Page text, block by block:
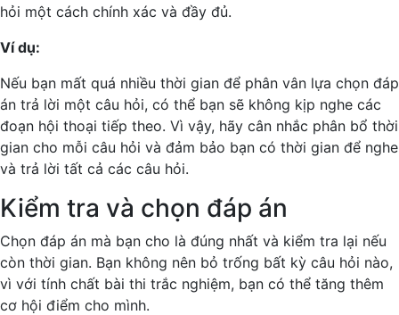
hỏi một cách chính xác và đầy đủ.
Ví dụ:
Nếu bạn mất quá nhiều thời gian để phân vân lựa chọn đáp
án trả lời một câu hỏi, có thể bạn sẽ không kịp nghe các
đoạn hội thoại tiếp theo. Vì vậy, hãy cân nhắc phân bổ thời
gian cho mỗi câu hỏi và đảm bảo bạn có thời gian để nghe
và trả lời tất cả các câu hỏi.
Kiểm tra và chọn đáp án
Chọn đáp án mà bạn cho là đúng nhất và kiểm tra lại nếu
còn thời gian. Bạn không nên bỏ trống bất kỳ câu hỏi nào,
vì với tính chất bài thi trắc nghiệm, bạn có thể tăng thêm
cơ hội điểm cho mình.